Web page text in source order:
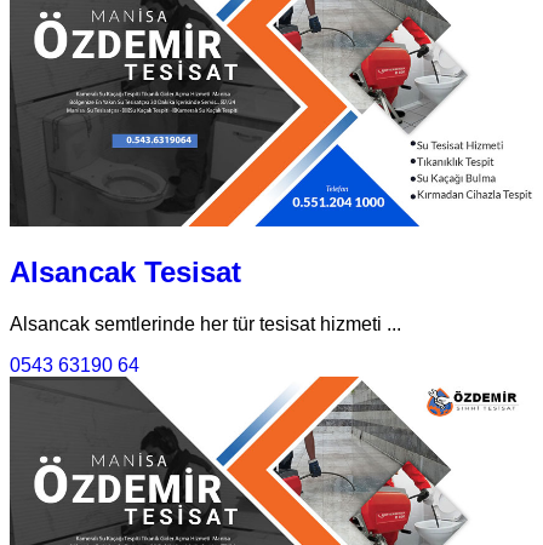
Alsancak Tesisat
Alsancak semtlerinde her tür tesisat hizmeti ...
0543 63190 64